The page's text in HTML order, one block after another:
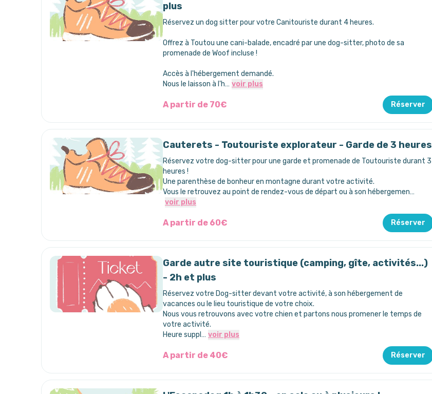
plus
Réservez un dog sitter pour votre Canitouriste durant 4 heures.
Offrez à Toutou une cani-balade, encadré par une dog-sitter, photo de sa
promenade de Woof incluse !
Accès à l'hébergement demandé.
Nous le laisson à l'h… voir plus
A partir de 70€ Réserver
Cauterets - Toutouriste explorateur - Garde de 3 heures
Réservez votre dog-sitter pour une garde et promenade de Toutouriste durant 3
heures !
Une parenthèse de bonheur en montagne durant votre activité.
Vous le retrouvez au point de rendez-vous de départ ou à son hébergemen…
voir plus
A partir de 60€ Réserver
Garde autre site touristique (camping, gîte, activités...)
- 2h et plus
Réservez votre Dog-sitter devant votre activité, à son hébergement de
vacances ou le lieu touristique de votre choix.
Nous vous retrouvons avec votre chien et partons nous promener le temps de
votre activité.
Heure suppl… voir plus
A partir de 40€ Réserver